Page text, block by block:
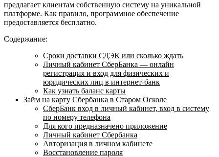
предлагает клиентам собственную систему на уникальной
платформе. Как правило, программное обеспечение
предоставляется бесплатно.
Содержание:
Сроки доставки СДЭК или сколько ждать
Личный кабинет СберБанка — онлайн
регистрация и вход для физических и
юридических лиц в интернет-банк
Как узнать баланс карты
Займ на карту Сбербанка в Старом Осколе
СберБанк вход в личный кабинет, вход в систему
по номеру телефона
Для кого предназначено приложение
Личный кабинет Сбербанка
Авторизация в личном кабинете
Восстановление пароля